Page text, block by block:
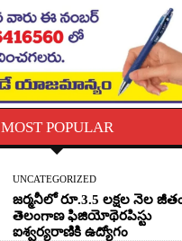
MOST POPULAR
UNCATEGORIZED
జర్మనీలో రూ.3.5 లక్షల నెల
తెలంగాణ ఫిజియోథెరపిస్టు
ఐశ్వర్యరాణికి ఉద్యోగం